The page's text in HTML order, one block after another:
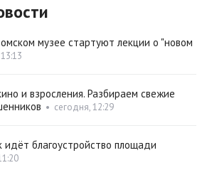
музее стартуют лекции о "новом
и взросления. Разбираем свежие
• сегодня, 12:29
идёт благоустройство площади